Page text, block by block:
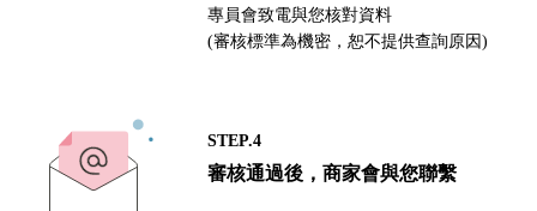
專員會致電與您核對資料
(審核標準為機密，恕不提供查詢原因)
STEP.4
審核通過後，商家會與您聯繫